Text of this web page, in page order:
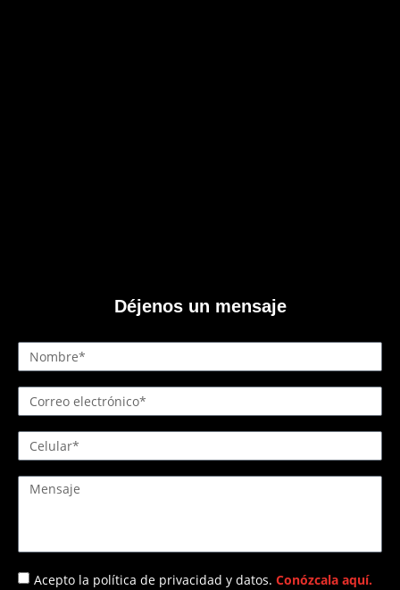
Déjenos un mensaje
Acepto la política de privacidad y datos. Conózcala aquí.